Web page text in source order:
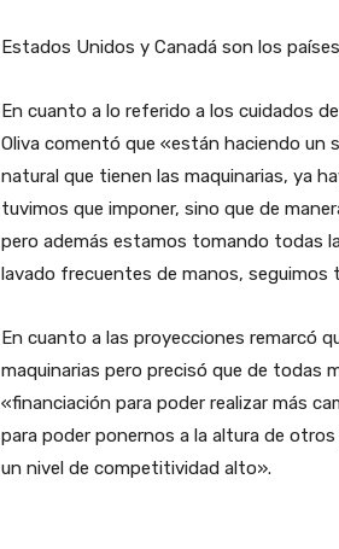
Estados Unidos y Canadá son los
En cuanto a lo referido a los cuidados
Oliva comentó que «están haciendo un
natural que tienen las maquinarias, ya
tuvimos que imponer, sino que de
pero además estamos tomando todas
lavado frecuentes de manos, seguimos
En cuanto a las proyecciones remarcó
maquinarias pero precisó que de todas
«financiación para poder realizar más
para poder ponernos a la altura de
un nivel de competitividad alto».